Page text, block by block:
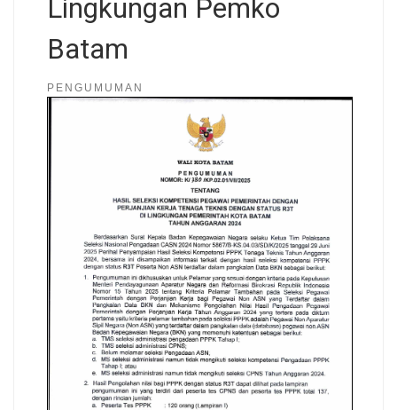
Lingkungan Pemko
Batam
PENGUMUMAN